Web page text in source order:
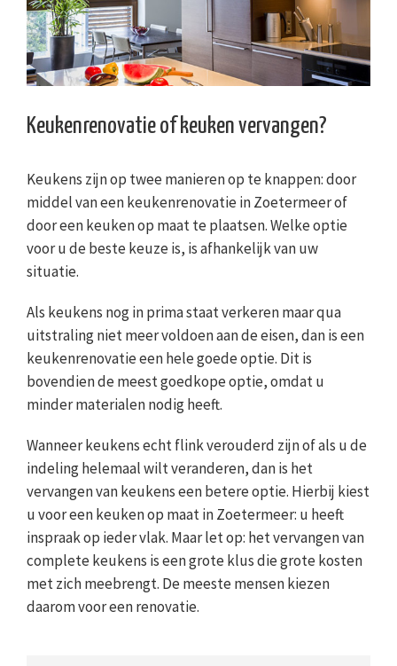
Keukenrenovatie of keuken vervangen?
Keukens zijn op twee manieren op te knappen: door
middel van een keukenrenovatie in Zoetermeer of
door een keuken op maat te plaatsen. Welke optie
voor u de beste keuze is, is afhankelijk van uw
situatie.
Als keukens nog in prima staat verkeren maar qua
uitstraling niet meer voldoen aan de eisen, dan is een
keukenrenovatie een hele goede optie. Dit is
bovendien de meest goedkope optie, omdat u
minder materialen nodig heeft.
Wanneer keukens echt flink verouderd zijn of als u de
indeling helemaal wilt veranderen, dan is het
vervangen van keukens een betere optie. Hierbij kiest
u voor een keuken op maat in Zoetermeer: u heeft
inspraak op ieder vlak. Maar let op: het vervangen van
complete keukens is een grote klus die grote kosten
met zich meebrengt. De meeste mensen kiezen
daarom voor een renovatie.